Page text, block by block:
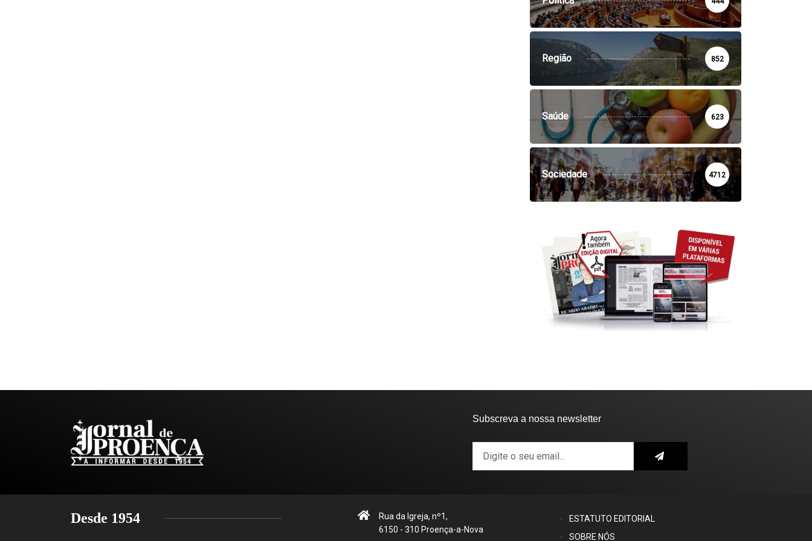
Região 852
Saúde 623
Sociedade 4712
Subscreva a nossa newsletter
Desde 1954
Rua da Igreja, nº1,
6150 - 310 Proença-a-Nova
ESTATUTO EDITORIAL
SOBRE NÓS